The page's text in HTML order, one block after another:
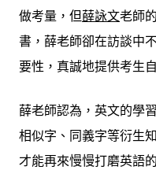
做考量，但薛詠文老師
書，薛老師卻在訪談中
要性，真誠地提供考生
薛老師認為，英文的學
相似字、同義字等衍生
才能再來慢慢打磨英語